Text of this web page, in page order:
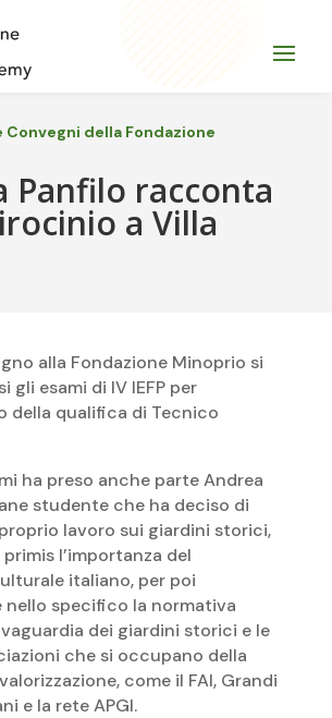
Convegni della Fondazione
Panfilo racconta
a Villa
alla Fondazione Minoprio si
gli esami di IV IEFP per
della qualifica di Tecnico
ha preso anche parte Andrea
studente che ha deciso di
lavoro sui giardini storici,
l’importanza del
italiano, per poi
nello specifico la normativa
dei giardini storici e le
che si occupano della
come il FAI, Grandi
e la rete APGI.